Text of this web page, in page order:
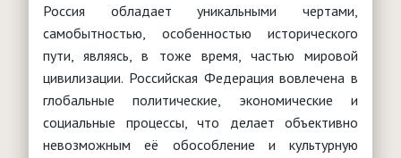
Россия обладает уникальными чертами,
самобытностью, особенностью исторического
пути, являясь, в тоже время, частью мировой
цивилизации. Российская Федерация вовлечена в
глобальные политические, экономические и
социальные процессы, что делает объективно
невозможным её обособление и культурную